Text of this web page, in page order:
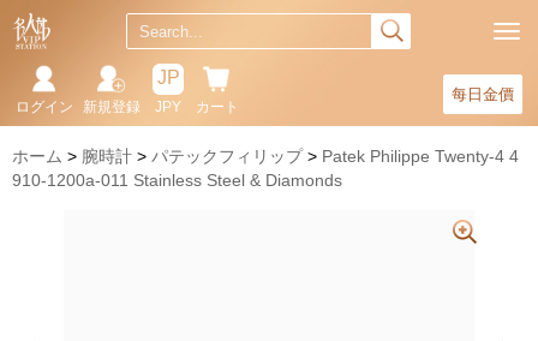
每日金價
カート
JP
JPY
新規登録
ログイン
ホーム 腕時計 パテックフィリップ
Patek Philippe Twenty-4 4
910-1200a-011 Stainless Steel & Diamonds